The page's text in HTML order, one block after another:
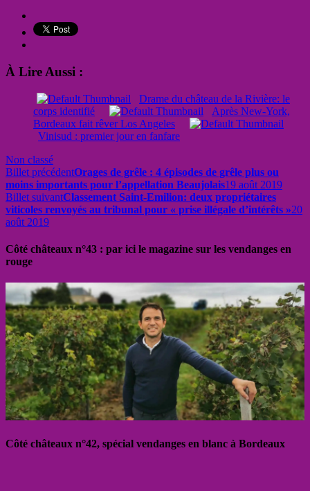
À Lire Aussi :
Drame du château de la Rivière: le
corps identifié
Après New-York,
Bordeaux fait rêver Los Angeles
Vinisud : premier jour en fanfare
Non classé
Billet précédentOrages de grêle : 4 épisodes de grêle plus ou
moins importants pour l’appellation Beaujolais19 août 2019
Billet suivantClassement Saint-Emilion: deux propriétaires
viticoles renvoyés au tribunal pour « prise illégale d’intérêts »20
août 2019
Côté châteaux n°43 : par ici le magazine sur les vendanges en
rouge
Côté châteaux n°42, spécial vendanges en blanc à Bordeaux